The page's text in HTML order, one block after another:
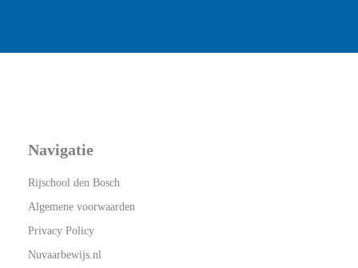
Navigatie
Rijschool den Bosch
Algemene voorwaarden
Privacy Policy
Nuvaarbewijs.nl